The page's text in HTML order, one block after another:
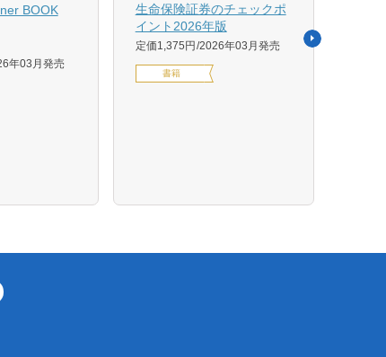
BOOK
年03月発売
生命保険証券のチェックポ
イント2026年版
定価1,375円 2026年03月発売
書籍